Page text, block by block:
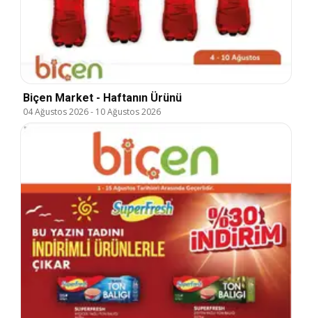
Biçen Market - Haftanın Ürünü
04 Ağustos 2026- 10 Ağustos 2026